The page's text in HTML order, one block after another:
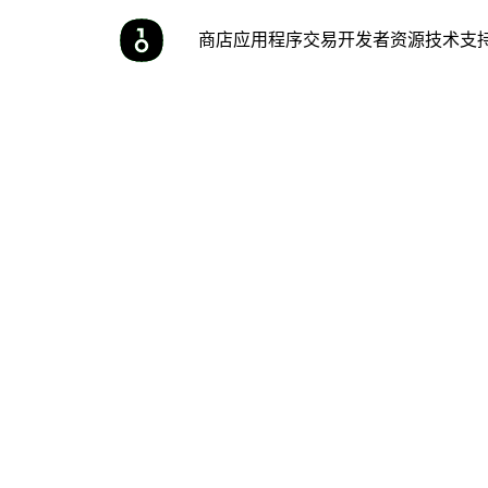
商店应用程序交易开发者资源技术支